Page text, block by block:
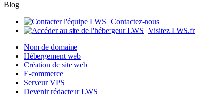
Blog
Contactez-nous
Visitez LWS.fr
Nom de domaine
Hébergement web
Création de site web
E-commerce
Serveur VPS
Devenir rédacteur LWS